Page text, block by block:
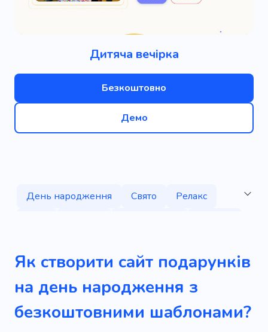
Дитяча вечірка
Безкоштовно
Демо
День народження Свято
Релакс
Дитина
Вагітна Дитина
Няня
Дівич-вечір
Спогади
Новонароджений
Хлопці
Цукерка
Як створити сайт подарунків
на день народження з
безкоштовними шаблонами?